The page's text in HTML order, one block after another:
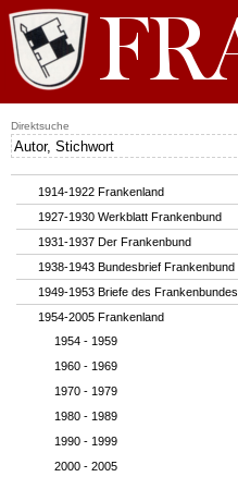
1914-1922 Frankenland
1927-1930 Werkblatt Frankenbund
1931-1937 Der Frankenbund
1938-1943 Bundesbrief Frankenbund
1949-1953 Briefe des Frankenbundes
1954-2005 Frankenland
1954 - 1959
1960 - 1969
1970 - 1979
1980 - 1989
1990 - 1999
2000 - 2005
Direktsuche